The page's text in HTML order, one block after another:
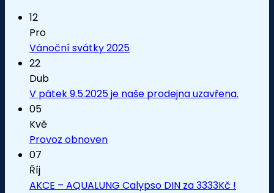
12
Pro
Vánoční svátky 2025
22
Dub
V pátek 9.5.2025 je naše prodejna uzavřena.
05
Kvě
Provoz obnoven
07
Říj
AKCE – AQUALUNG Calypso DIN za 3333Kč !